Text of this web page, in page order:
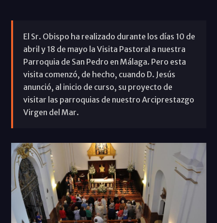
El Sr. Obispo ha realizado durante los días 10 de
abril y 18 de mayo la Visita Pastoral a nuestra
Parroquia de San Pedro en Málaga. Pero esta
visita comenzó, de hecho, cuando D. Jesús
anunció, al inicio de curso, su proyecto de
visitar las parroquias de nuestro Arciprestazgo
Virgen del Mar.